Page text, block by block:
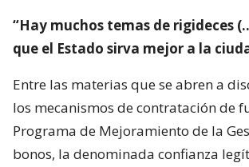
“Hay muchos temas de rigideces
que el Estado sirva mejor a la
Entre las materias que se abren a
los mecanismos de contratación de
Programa de Mejoramiento de la
bonos, la denominada confianza